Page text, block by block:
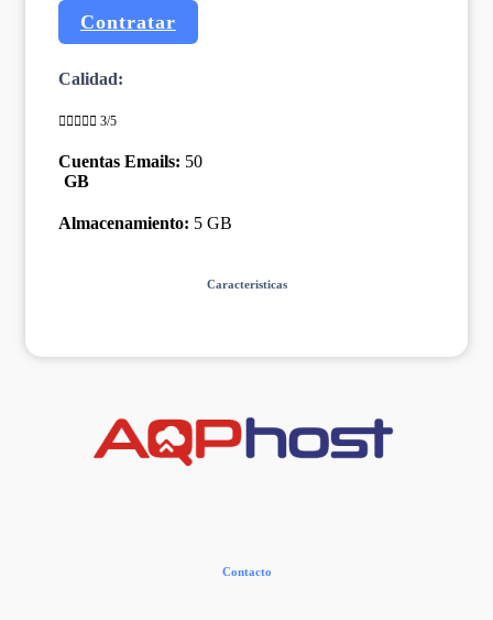
Contratar
Calidad:
 3/5
Cuentas Emails: 50
GB
Almacenamiento: 5 GB
Caracteristicas
Contacto